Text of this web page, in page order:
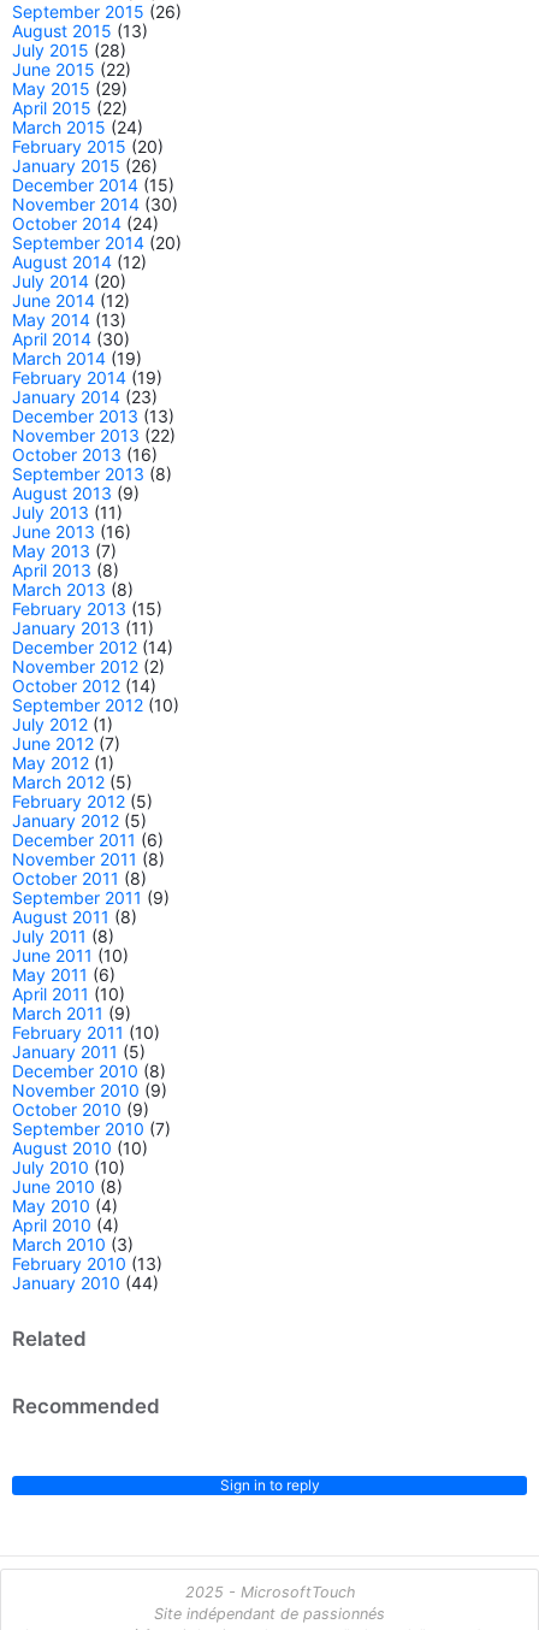
September 2015 (26)
August 2015 (13)
July 2015 (28)
June 2015 (22)
May 2015 (29)
April 2015 (22)
March 2015 (24)
February 2015 (20)
January 2015 (26)
December 2014 (15)
November 2014 (30)
October 2014 (24)
September 2014 (20)
August 2014 (12)
July 2014 (20)
June 2014 (12)
May 2014 (13)
April 2014 (30)
March 2014 (19)
February 2014 (19)
January 2014 (23)
December 2013 (13)
November 2013 (22)
October 2013 (16)
September 2013 (8)
August 2013 (9)
July 2013 (11)
June 2013 (16)
May 2013 (7)
April 2013 (8)
March 2013 (8)
February 2013 (15)
January 2013 (11)
December 2012 (14)
November 2012 (2)
October 2012 (14)
September 2012 (10)
July 2012 (1)
June 2012 (7)
May 2012 (1)
March 2012 (5)
February 2012 (5)
January 2012 (5)
December 2011 (6)
November 2011 (8)
October 2011 (8)
September 2011 (9)
August 2011 (8)
July 2011 (8)
June 2011 (10)
May 2011 (6)
April 2011 (10)
March 2011 (9)
February 2011 (10)
January 2011 (5)
December 2010 (8)
November 2010 (9)
October 2010 (9)
September 2010 (7)
August 2010 (10)
July 2010 (10)
June 2010 (8)
May 2010 (4)
April 2010 (4)
March 2010 (3)
February 2010 (13)
January 2010 (44)
Related
Recommended
Sign in to reply
2025 - MicrosoftTouch
Site indépendant de passionnés